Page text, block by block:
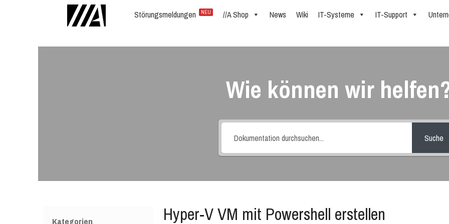
Störungsmeldungen NEU //A Shop News Wiki IT-Systeme IT-Support
Wie können wir
Suche
Kategorien Hyper-V VM mit Powershell erstellen